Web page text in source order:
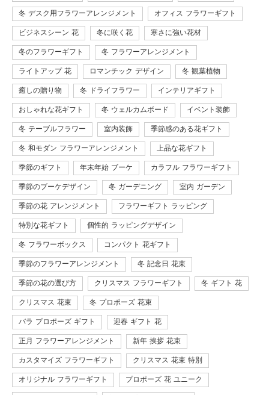
冬 デスク用フラワーアレンジメント オフィス フラワーギフト
ビジネスシーン 花 冬に咲く花 寒さに強い花材
冬のフラワーギフト 冬 フラワーアレンジメント
ライトアップ 花 ロマンチック デザイン 冬 観葉植物
癒しの贈り物 冬 ドライフラワー インテリアギフト
おしゃれな花ギフト 冬 ウェルカムボード イベント装飾
冬 テーブルフラワー 室内装飾 季節感のある花ギフト
冬 和モダン フラワーアレンジメント 上品な花ギフト
季節のギフト 年末年始 ブーケ カラフル フラワーギフト
季節のブーケデザイン 冬 ガーデニング 室内 ガーデン
季節の花 アレンジメント フラワーギフト ラッピング
特別な花ギフト 個性的 ラッピングデザイン
冬 フラワーボックス コンパクト 花ギフト
季節のフラワーアレンジメント 冬 記念日 花束
季節の花の選び方 クリスマス フラワーギフト 冬 ギフト 花
クリスマス 花束 冬 プロポーズ 花束
バラ プロポーズ ギフト 迎春 ギフト 花
正月 フラワーアレンジメント 新年 挨拶 花束
カスタマイズ フラワーギフト クリスマス 花束 特別
オリジナル フラワーギフト プロポーズ 花 ユニーク